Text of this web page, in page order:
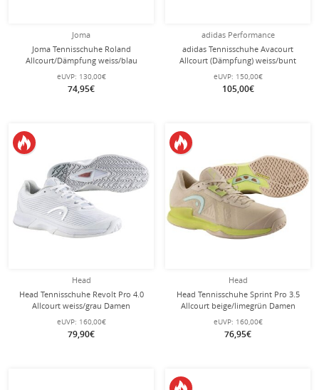
Joma
Joma Tennisschuhe Roland
Allcourt/Dämpfung weiss/blau
Herren
eUVP: 130,00€
74,95€
adidas Performance
adidas Tennisschuhe Avacourt
Allcourt (Dämpfung) weiss/bunt
Damen
eUVP: 150,00€
105,00€
Head
Head Tennisschuhe Revolt Pro 4.0
Allcourt weiss/grau Damen
eUVP: 160,00€
79,90€
Head
Head Tennisschuhe Sprint Pro 3.5
Allcourt beige/limegrün Damen
eUVP: 160,00€
76,95€